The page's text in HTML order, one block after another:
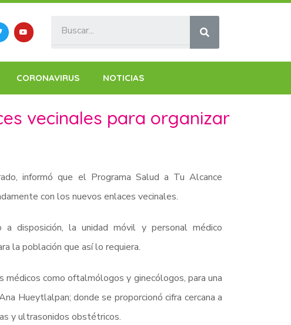
CORONAVIRUS NOTICIAS
vecinales para organizar
informó que el Programa Salud a Tu Alcance
con los nuevos enlaces vecinales.
a disposición, la unidad móvil y personal médico
la población que así lo requiera.
médicos como oftalmólogos y ginecólogos, para una
Hueytlalpan; donde se proporcionó cifra cercana a
y ultrasonidos obstétricos.